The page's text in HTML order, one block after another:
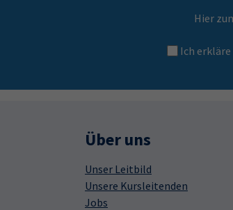
Hier
Ich
Über uns
Unser Leitbild
Unsere Kursleitenden
Jobs